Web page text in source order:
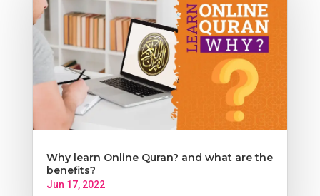
Why learn Online Quran? and what are the
benefits?
Jun 17, 2022